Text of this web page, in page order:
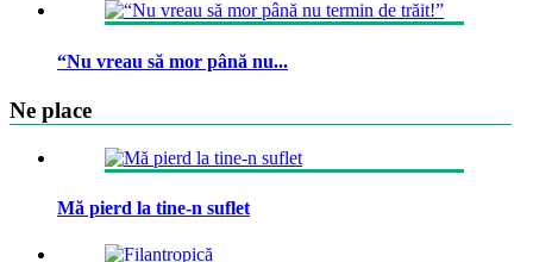
“Nu vreau să mor până nu...
Ne place
Mă pierd la tine-n suflet